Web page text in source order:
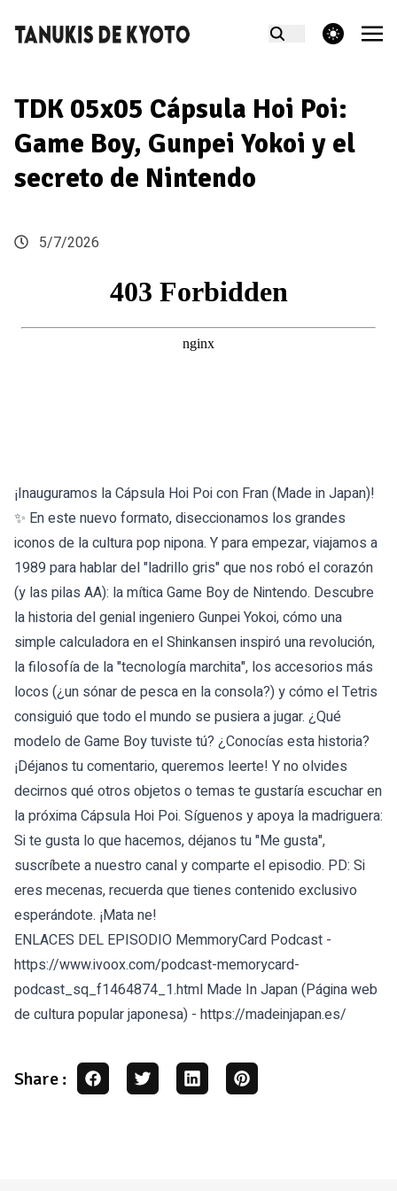
theme switcher
TDK 05x05 Cápsula Hoi Poi:
Game Boy, Gunpei Yokoi y el
secreto de Nintendo
5/7/2026
¡Inauguramos la Cápsula Hoi Poi con Fran (Made in Japan)!
✨ En este nuevo formato, diseccionamos los grandes
iconos de la cultura pop nipona. Y para empezar, viajamos a
1989 para hablar del "ladrillo gris" que nos robó el corazón
(y las pilas AA): la mítica Game Boy de Nintendo. Descubre
la historia del genial ingeniero Gunpei Yokoi, cómo una
simple calculadora en el Shinkansen inspiró una revolución,
la filosofía de la "tecnología marchita", los accesorios más
locos (¿un sónar de pesca en la consola?) y cómo el Tetris
consiguió que todo el mundo se pusiera a jugar. ¿Qué
modelo de Game Boy tuviste tú? ¿Conocías esta historia?
¡Déjanos tu comentario, queremos leerte! Y no olvides
decirnos qué otros objetos o temas te gustaría escuchar en
la próxima Cápsula Hoi Poi. Síguenos y apoya la madriguera:
Si te gusta lo que hacemos, déjanos tu "Me gusta",
suscríbete a nuestro canal y comparte el episodio. PD: Si
eres mecenas, recuerda que tienes contenido exclusivo
esperándote. ¡Mata ne!
ENLACES DEL EPISODIO MemmoryCard Podcast -
https://www.ivoox.com/podcast-memorycard-
podcast_sq_f1464874_1.html Made In Japan (Página web
de cultura popular japonesa) - https://madeinjapan.es/
Share :